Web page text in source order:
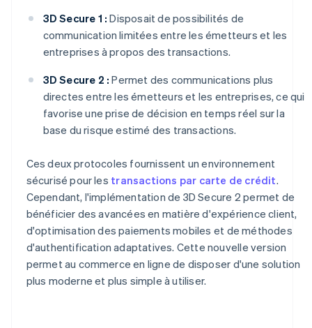
3D Secure 1 : Disposait de possibilités de
communication limitées entre les émetteurs et les
entreprises à propos des transactions.
3D Secure 2 : Permet des communications plus
directes entre les émetteurs et les entreprises, ce qui
favorise une prise de décision en temps réel sur la
base du risque estimé des transactions.
Ces deux protocoles fournissent un environnement
sécurisé pour les transactions par carte de crédit.
Cependant, l'implémentation de 3D Secure 2 permet de
bénéficier des avancées en matière d'expérience client,
d'optimisation des paiements mobiles et de méthodes
d'authentification adaptatives. Cette nouvelle version
permet au commerce en ligne de disposer d'une solution
plus moderne et plus simple à utiliser.